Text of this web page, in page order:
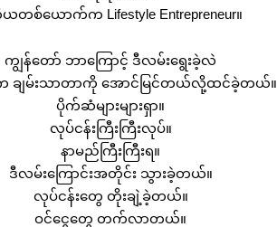
တစ်ယောက်က Lifestyle Entrepreneur။
ကျွန်တော် ဘာကြောင့် ဒီလမ်းရွေးခဲ့လဲ
ျမ်းသာတာကို အောင်မြင်တယ်လို့ထင်ခဲ့တယ်။
ပိုက်ဆံများများရှာ။
လုပ်ငန်းကြီးကြီးလုပ်။
နာမည်ကြီးကြီးရ။
ဒီလမ်းကြောင်းအတိုင်း သွားခဲ့တယ်။
လုပ်ငန်းတွေ တိုးချဲ့ခဲ့တယ်။
ဝင်ငွေတွေ တက်လာတယ်။